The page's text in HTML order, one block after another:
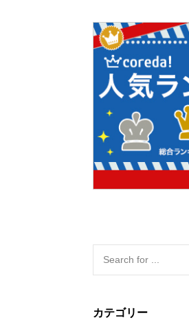
カテゴリー